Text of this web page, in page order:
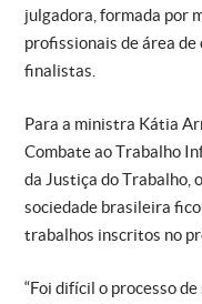
julgadora, formada por
profissionais de área de
finalistas.
Para a ministra Kátia
Combate ao Trabalho
da Justiça do Trabalho,
sociedade brasileira
trabalhos inscritos no
“Foi difícil o processo